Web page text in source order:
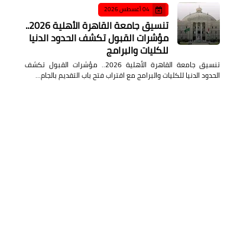
04 أغسطس 2026
تنسيق جامعة القاهرة الأهلية 2026..
مؤشرات القبول تكشف الحدود الدنيا
للكليات والبرامج
تنسيق جامعة القاهرة الأهلية 2026.. مؤشرات القبول تكشف
الحدود الدنيا للكليات والبرامج مع اقتراب فتح باب التقديم بالجام…